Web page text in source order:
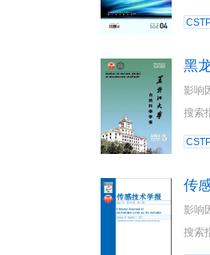
黑
影响
搜索
传
影响
搜索